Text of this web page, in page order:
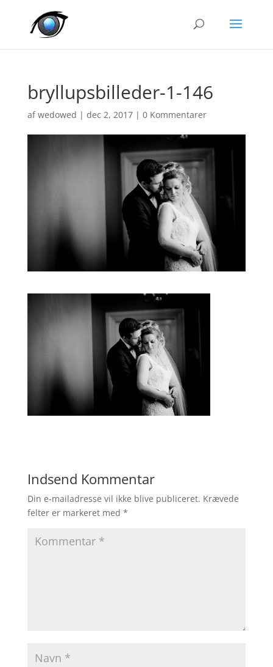
bryllupsbilleder-1-146
afwedowed | dec 2, 2017| 0 Kommentarer
Indsend Kommentar
Din e-mailadresse vil ikke blive publiceret. Krævede
felter er markeret med *